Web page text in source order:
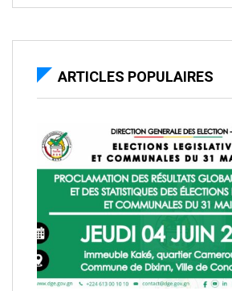
ARTICLES POPULAIRES